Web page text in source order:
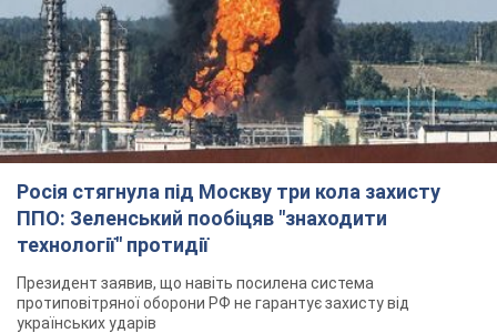
Росія стягнула під Москву три кола захисту
ППО: Зеленський пообіцяв "знаходити
технології" протидії
Президент заявив, що навіть посилена система
протиповітряної оборони РФ не гарантує захисту від
українських ударів